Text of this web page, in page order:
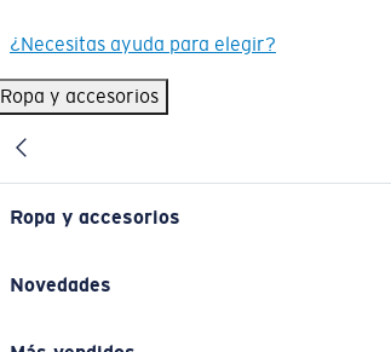
¿Necesitas ayuda para elegir?
Ropa y accesorios
Ropa y accesorios
Novedades